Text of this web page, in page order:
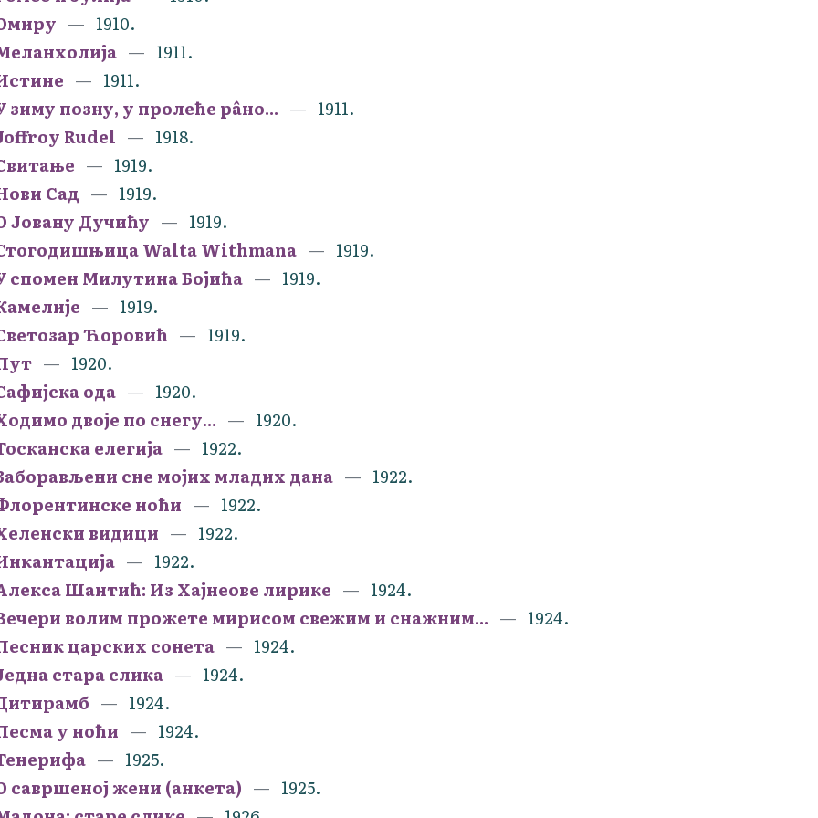
1910.
1911.
1911.
зиму позну, у пролеће рâно...
1911.
Rudel
1918.
1919.
Сад
1919.
Јовану Дучићу
1919.
Walta Withmana
1919.
спомен Милутина Бојића
1919.
1919.
Ћоровић
1919.
1920.
ода
1920.
двоје по снегу...
1920.
елегија
1922.
сне мојих младих дана
1922.
ноћи
1922.
видици
1922.
1922.
Шантић: Из Хајнеове лирике
1924.
волим прожете мирисом свежим и снажним...
1924.
царских сонета
1924.
стара слика
1924.
1924.
у ноћи
1924.
1925.
савршеној жени (анкета)
1925.